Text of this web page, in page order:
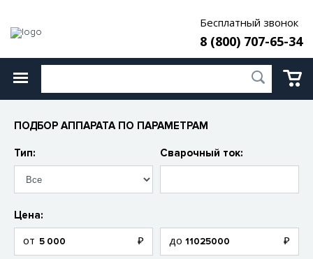
Бесплатный звонок
8 (800) 707-65-34
ПОДБОР АППАРАТА ПО ПАРАМЕТРАМ
Тип: Сварочный ток:
Цена: